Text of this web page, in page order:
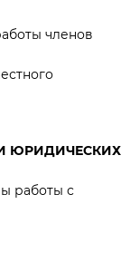
членов
ЮРИДИЧЕСКИХ
работы с